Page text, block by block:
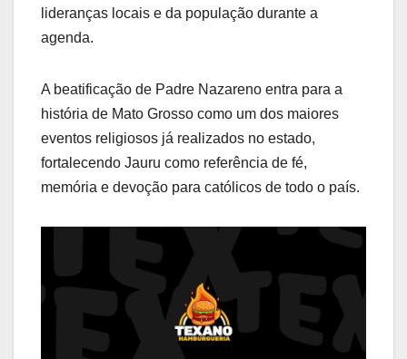
lideranças locais e da população durante a
agenda.
A beatificação de Padre Nazareno entra para a
história de Mato Grosso como um dos maiores
eventos religiosos já realizados no estado,
fortalecendo Jauru como referência de fé,
memória e devoção para católicos de todo o país.